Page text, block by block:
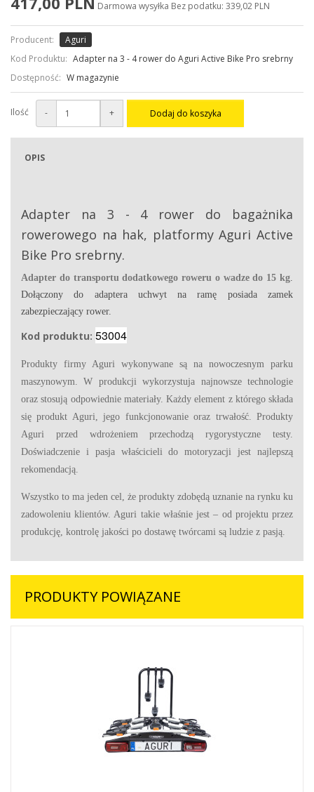
Darmowa wysyłka Bez podatku: 339,02 PLN
Producent:
Aguri
Kod Produktu: Adapter na 3 - 4 rower do Aguri Active Bike Pro srebrny
Dostępność: W magazynie
Ilość - + Dodaj do koszyka
OPIS
Adapter na 3 - 4 rower do bagażnika
rowerowego na hak, platformy Aguri Active
Bike Pro srebrny.
Adapter do transportu dodatkowego roweru o wadze do 15 kg
Dołączony do adaptera uchwyt na ramę posiada zamek
zabezpieczający rower.
Kod produktu: 53004
Produkty firmy Aguri wykonywane są na nowoczesnym parku
maszynowym. W produkcji wykorzystuja najnowsze technologie
oraz stosują odpowiednie materiały. Każdy element z którego składa
się produkt Aguri, jego funkcjonowanie oraz trwałość. Produkty
Aguri przed wdrożeniem przechodzą rygorystyczne testy.
Doświadczenie i pasja właścicieli do motoryzacji jest najlepszą
rekomendacją.
Wszystko to ma jeden cel, że produkty zdobędą uznanie na rynku ku
zadowoleniu klientów. Aguri takie właśnie jest – od projektu przez
produkcję, kontrolę jakości po dostawę twórcami są ludzie z pasją.
PRODUKTY POWIĄZANE